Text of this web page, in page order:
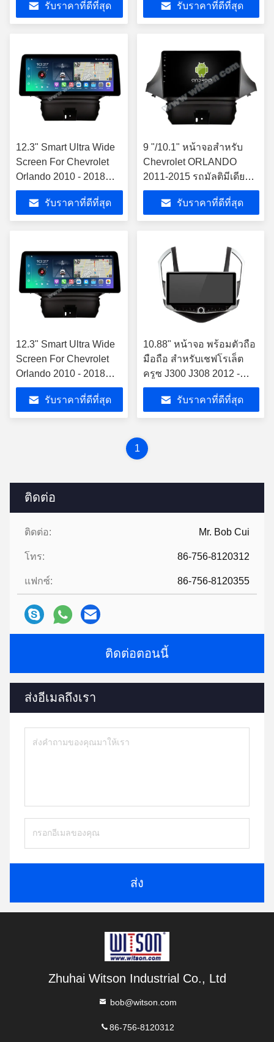
ติดต่อ
ติดต่อ: Mr. Bob Cui
โทร: 86-756-8120312
แฟกซ์: 86-756-8120355
ติดต่อตอนนี้
ส่งอีเมลถึงเรา
ส่ง
รับราคาที่ดีที่สุด
รับราคาที่ดีที่สุด
12.3" Smart Ultra Wide
Screen For Chevrolet
Orlando 2010 - 2018
คาร์วีดีโอสัมผัส QLED
มัลติมีเดีย สเตเรีย
รับราคาที่ดีที่สุด
9 "/10.1" หน้าจอสำหรับ
Chevrolet ORLANDO
2011-2015 รถมัลติมีเดีย
สเตอริโอ GPS CarPlay
Player
รับราคาที่ดีที่สุด
12.3" Smart Ultra Wide
Screen For Chevrolet
Orlando 2010 - 2018
เครื่องเล่นสเตียโร่รถยนต์
รับราคาที่ดีที่สุด
10.88" หน้าจอ พร้อมตัวถือ
มือถือ สําหรับเชฟโรเล็ต
ครูซ J300 J308 2012 -
2015 มัลติมีเดีย สเตเรีย
รับราคาที่ดีที่สุด
1
Zhuhai Witson Industrial Co., Ltd
bob@witson.com
86-756-8120312